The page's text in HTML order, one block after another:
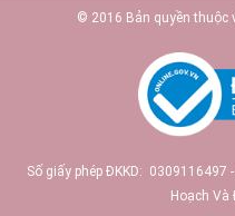
© 2016 Bản quyền thuộc
Số giấy phép ĐKKD: 0309116497
Hoạch Và